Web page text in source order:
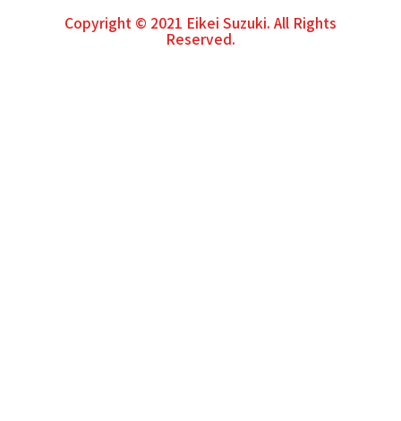
Copyright © 2021 Eikei Suzuki. All Rights
Reserved.